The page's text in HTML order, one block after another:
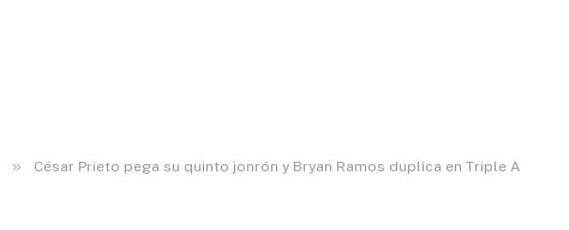
» César Prieto pega su quinto jonrón y Bryan Ramos duplica en Triple A